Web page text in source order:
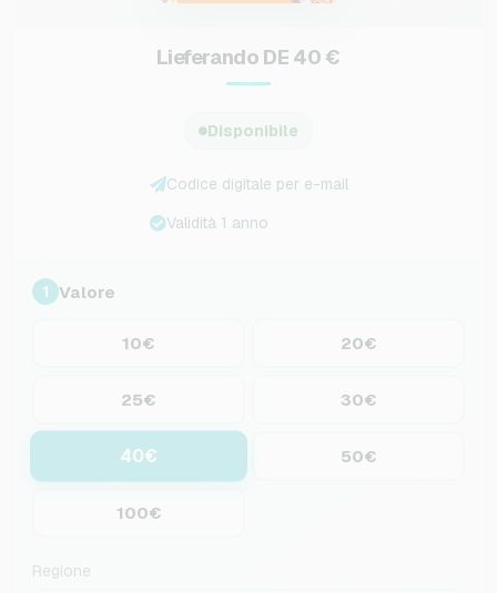
Lieferando DE 40 €
Disponibile
Codice digitale per e-mail
Validità 1 anno
1 Valore
10€ 20€
25€ 30€
40€ 50€
100€
Regione